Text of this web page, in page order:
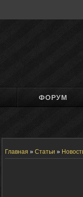
ФОРУМ
Главная » Статьи »